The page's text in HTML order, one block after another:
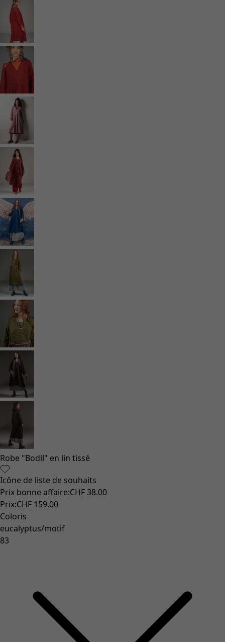
Styles de vétements
Vêtements en lin
Robes de style hippie
Grandes Tailles
À fleurs
Vêtements hippies
Une mode scandinave
Superpositions
À rayures
Des carreaux à foison
À pois
Vêtements bio
Un design suédois
Robes en jersey
Vêtements bohèmes
Des vêtements pour les soirées fraîches
Vêtements à motif
Coton
Coton biologique
Maillots de bain et vêtements de plage
Vêtements de fête
Collections
Dans l'univers du kimono
Monsoon
Étendues champêtres
Coimbatore
Les classiques de Gudrun
Des tournesols pour le HCR